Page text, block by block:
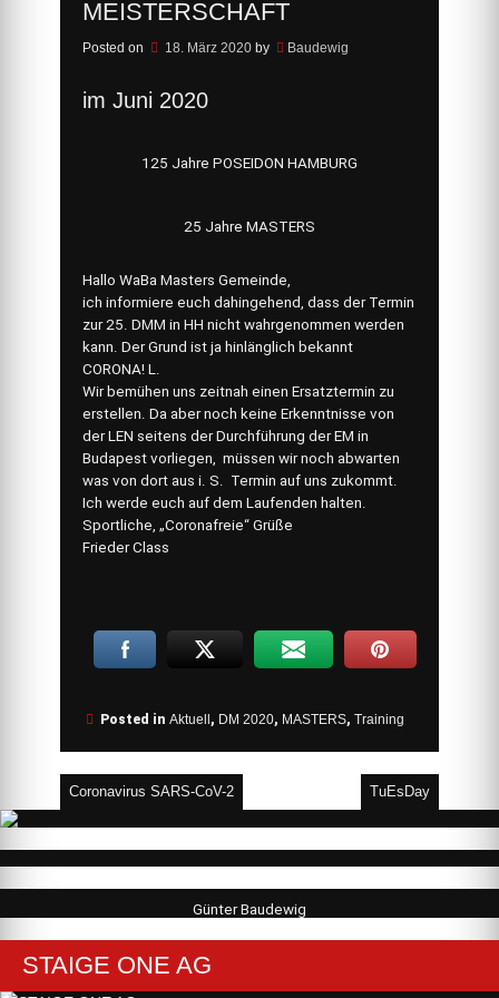
MEISTERSCHAFT
Posted on 18. März 2020by Baudewig
im Juni 2020
125 Jahre POSEIDON HAMBURG
25 Jahre MASTERS
Hallo WaBa Masters Gemeinde,
ich informiere euch dahingehend, dass der Termin
zur 25. DMM in HH nicht wahrgenommen werden
kann. Der Grund ist ja hinlänglich bekannt
CORONA! L.
Wir bemühen uns zeitnah einen Ersatztermin zu
erstellen. Da aber noch keine Erkenntnisse von
der LEN seitens der Durchführung der EM in
Budapest vorliegen, müssen wir noch abwarten
was von dort aus i. S. Termin auf uns zukommt.
Ich werde euch auf dem Laufenden halten.
Sportliche, „Coronafreie“ Grüße
Frieder Class
Posted in Aktuell, DM 2020, MASTERS, Training
Beitragsnavigation
Coronavirus SARS-CoV-2 TuEsDay
Günter Baudewig
STAIGE ONE AG